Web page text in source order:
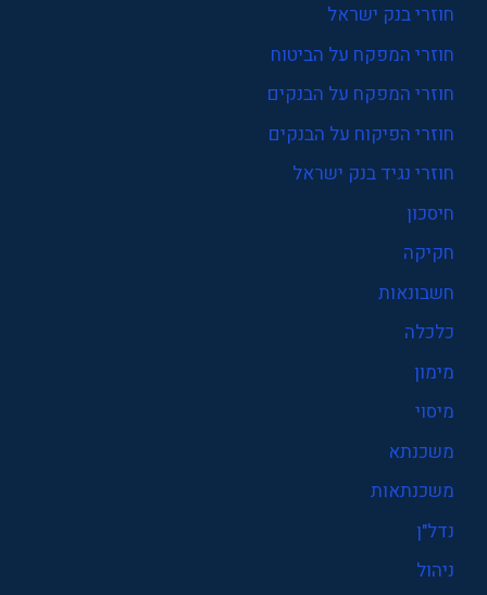
חוזרי בנק ישראל
חוזרי המפקח על הביטוח
חוזרי המפקח על הבנקים
חוזרי הפיקוח על הבנקים
חוזרי נגיד בנק ישראל
חיסכון
חקיקה
חשבונאות
כלכלה
מימון
מיסוי
משכנתא
משכנתאות
נדל"ן
ניהול